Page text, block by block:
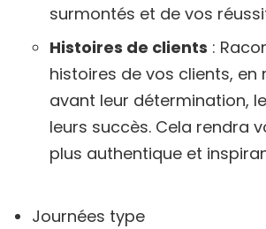
surmontés et de vos
Histoires de clients :
histoires de vos clients, en
avant leur détermination,
leurs succès. Cela rendra
plus authentique et
Journées type